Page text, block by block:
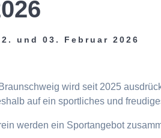
und 03. Februar 2026
wird seit 2025
auf ein sportliches und
werden ein Sportangebot